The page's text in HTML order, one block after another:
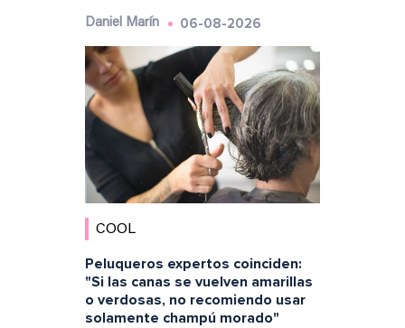
Daniel Marín 06-08-2026
COOL
Peluqueros expertos coinciden:
"Si las canas se vuelven amarillas
o verdosas, no recomiendo usar
solamente champú morado"